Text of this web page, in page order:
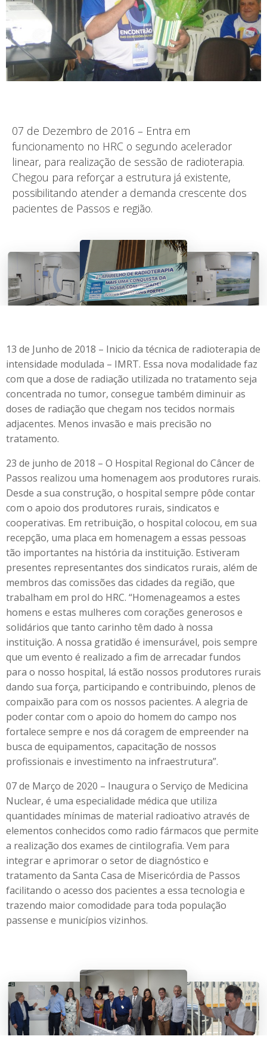
07 de Dezembro de 2016 – Entra em
funcionamento no HRC o segundo acelerador
linear, para realização de sessão de radioterapia.
Chegou para reforçar a estrutura já existente,
possibilitando atender a demanda crescente dos
pacientes de Passos e região.
13 de Junho de 2018 – Inicio da técnica de radioterapia de
intensidade modulada – IMRT. Essa nova modalidade faz
com que a dose de radiação utilizada no tratamento seja
concentrada no tumor, consegue também diminuir as
doses de radiação que chegam nos tecidos normais
adjacentes. Menos invasão e mais precisão no
tratamento.
23 de junho de 2018 – O Hospital Regional do Câncer de
Passos realizou uma homenagem aos produtores rurais.
Desde a sua construção, o hospital sempre pôde contar
com o apoio dos produtores rurais, sindicatos e
cooperativas. Em retribuição, o hospital colocou, em sua
recepção, uma placa em homenagem a essas pessoas
tão importantes na história da instituição. Estiveram
presentes representantes dos sindicatos rurais, além de
membros das comissões das cidades da região, que
trabalham em prol do HRC. “Homenageamos a estes
homens e estas mulheres com corações generosos e
solidários que tanto carinho têm dado à nossa
instituição. A nossa gratidão é imensurável, pois sempre
que um evento é realizado a fim de arrecadar fundos
para o nosso hospital, lá estão nossos produtores rurais
dando sua força, participando e contribuindo, plenos de
compaixão para com os nossos pacientes. A alegria de
poder contar com o apoio do homem do campo nos
fortalece sempre e nos dá coragem de empreender na
busca de equipamentos, capacitação de nossos
profissionais e investimento na infraestrutura”.
07 de Março de 2020 – Inaugura o Serviço de Medicina
Nuclear, é uma especialidade médica que utiliza
quantidades mínimas de material radioativo através de
elementos conhecidos como radio fármacos que permite
a realização dos exames de cintilografia. Vem para
integrar e aprimorar o setor de diagnóstico e
tratamento da Santa Casa de Misericórdia de Passos
facilitando o acesso dos pacientes a essa tecnologia e
trazendo maior comodidade para toda população
passense e municípios vizinhos.